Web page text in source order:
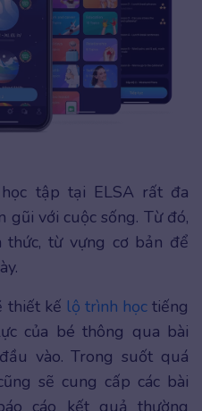
tập tại ELSA rất đa
gũi với cuộc sống. Từ đó,
thức, từ vựng cơ bản để
thiết kế lộ trình họctiếng
của bé thông qua bài
vào. Trong suốt quá
sẽ cung cấp các bài
cáo kết quả thường